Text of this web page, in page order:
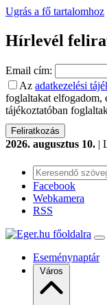
Ugrás a fő tartalomhoz
Hírlevél
Email cím:
Az adatkezelési
foglaltakat elfogadom,
tájékoztatóban
2026. augusztus 10. |
Facebook
Webkamera
RSS
Eseménynaptár
Város